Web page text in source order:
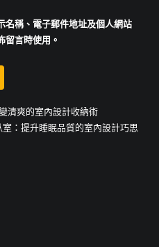
名稱、電子郵件地址及個人網站
留言時使用。
清爽的室內設計收納術
：提升睡眠品質的室內設計巧思